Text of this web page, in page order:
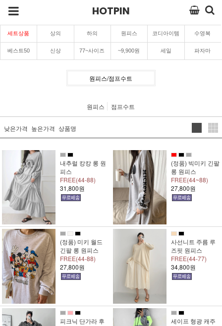
HOTPIN
세트상품 상의 하의 원피스 코디아이템 수영복
베스트50 신상 77~사이즈 ~9,900원 세일 파자마
원피스/점프수트
원피스 점프수트
낮은가격 높은가격 상품명
내추럴 캉캉 롱 원
피스
FREE(44-88)
31,800원
(정품) 빅미키 긴팔
롱 원피스
FREE(44~88)
27,800원
(정품) 미키 월드
긴팔 롱 원피스
FREE(44-88)
27,800원
사선니트 주름 루
즈핏 원피스
FREE(44-77)
34,800원
피크닉 단가라 후
세이프 형광 캐주